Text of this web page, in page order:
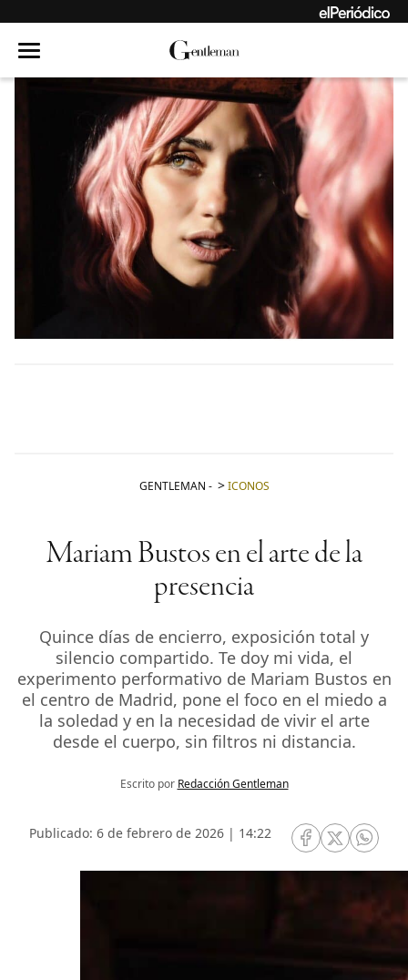
GENTLEMAN - ICONOS
Mariam Bustos en el arte de la
presencia
Quince días de encierro, exposición total y
silencio compartido. Te doy mi vida, el
experimento performativo de Mariam Bustos en
el centro de Madrid, pone el foco en el miedo a
la soledad y en la necesidad de vivir el arte
desde el cuerpo, sin filtros ni distancia.
Escrito por Redacción Gentleman
Publicado: 6 de febrero de 2026 | 14:22
RRSS Facebook
RRSSRRSS